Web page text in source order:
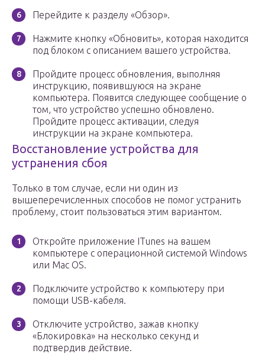
Перейдите к разделу «Обзор».
Нажмите кнопку «Обновить», которая находится
под блоком с описанием вашего устройства.
Пройдите процесс обновления, выполняя
инструкцию, появившуюся на экране
компьютера. Появится следующее сообщение о
том, что устройство успешно обновлено.
Пройдите процесс активации, следуя
инструкции на экране компьютера.
Восстановление устройства для
устранения сбоя
Только в том случае, если ни один из
вышеперечисленных способов не помог устранить
проблему, стоит пользоваться этим вариантом.
Откройте приложение ITunes на вашем
компьютере с операционной системой Windows
или Mac OS.
Подключите устройство к компьютеру при
помощи USB-кабеля.
Отключите устройство, зажав кнопку
«Блокировка» на несколько секунд и
подтвердив действие.